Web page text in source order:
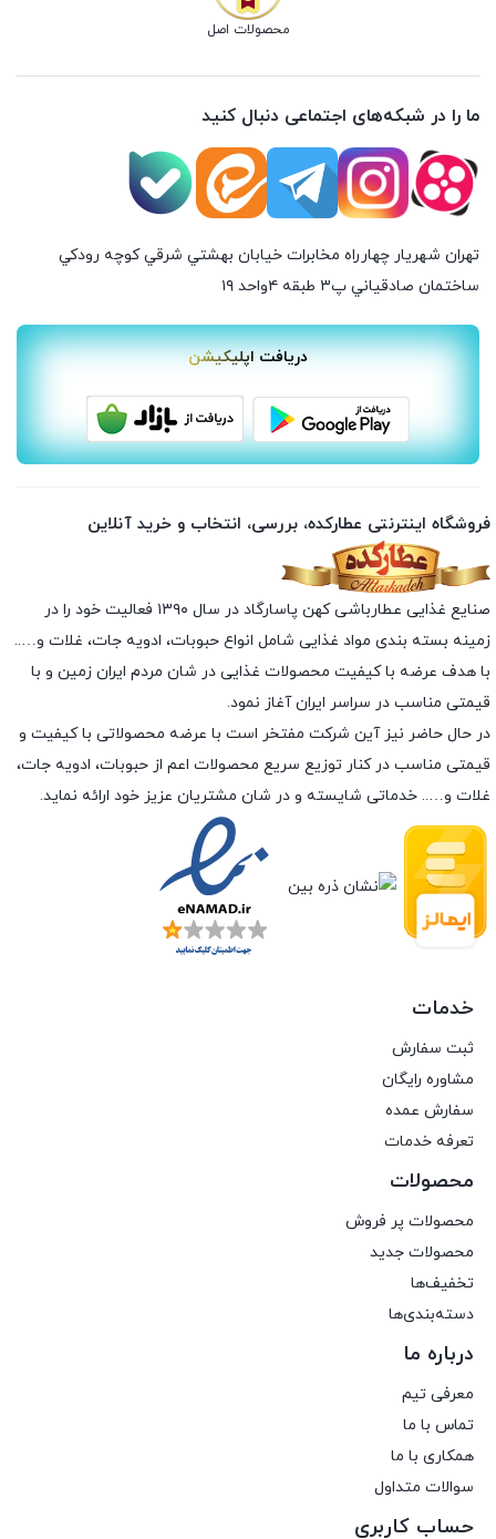
محصولات اصل
ما را در شبکه‌های اجتماعی دنبال کنید
تهران شهريار چهارراه مخابرات خيابان بهشتي شرقي كوچه رودكي
ساختمان صادقياني پ٣ طبقه ٤واحد ۱۹
دریافت اپلیکیشن
فروشگاه اینترنتی عطارکده، بررسی، انتخاب و خرید آنلاین
صنایع غذایی عطارباشی کهن پاسارگاد در سال ۱۳۹۰ فعالیت خود را در
زمینه بسته بندی مواد غذایی شامل انواع حبوبات، ادویه جات، غلات و…..
با هدف عرضه با کیفیت محصولات غذایی در شان مردم ایران زمین و با
قیمتی مناسب در سراسر ایران آغاز نمود.
در حال حاضر نیز آین شرکت مفتخر است با عرضه محصولاتی با کیفیت و
قیمتی مناسب در کنار توزیع سریع محصولات اعم از حبوبات، ادویه جات،
غلات و….. خدماتی شایسته و در شان مشتریان عزیز خود ارائه نماید.
خدمات
ثبت سفارش
مشاوره رایگان
سفارش عمده
تعرفه خدمات
محصولات
محصولات پر فروش
محصولات جدید
تخفیف‌ها
دسته‌بندی‌ها
درباره ما
معرفی تیم
تماس با ما
همکاری با ما
سوالات متداول
حساب کاربری